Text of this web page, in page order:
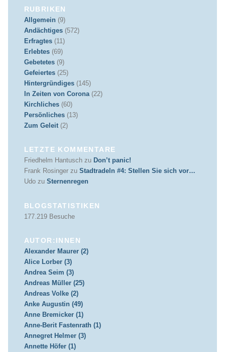
RUBRIKEN
Allgemein (9)
Andächtiges(572)
Erfragtes(11)
Erlebtes(69)
Gebetetes(9)
Gefeiertes(25)
Hintergründiges(145)
In Zeiten von Corona(22)
Kirchliches(60)
Persönliches(13)
Zum Geleit(2)
LETZTE KOMMENTARE
Friedhelm Hantuschzu Don’t panic!
Frank Rosingerzu Stadtradeln #4: Stellen Sie sich vor…
Udozu Sternenregen
BLOGSTATISTIKEN
177.219 Besuche
AUTOR:INNEN
Alexander Maurer (2)
Alice Lorber (3)
Andrea Seim (3)
Andreas Müller (25)
Andreas Volke (2)
Anke Augustin (49)
Anne Bremicker (1)
Anne-Berit Fastenrath (1)
Annegret Helmer (3)
Annette Höfer (1)